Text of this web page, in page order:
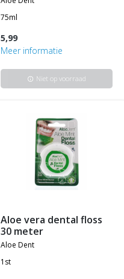
75ml
5,99
Meer informatie
info Niet op voorraad
aloe vera dental floss
30 meter
aloe dent
1st